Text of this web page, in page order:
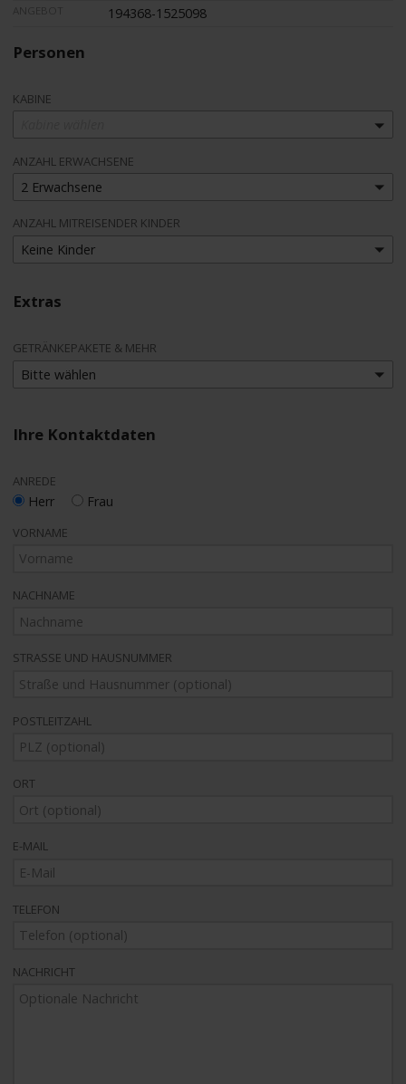
194368-1525098
Personen
KABINE
ANZAHL ERWACHSENE
2 Erwachsene
ANZAHL MITREISENDER KINDER
Keine Kinder
Extras
GETRÄNKEPAKETE & MEHR
Bitte wählen
Ihre Kontaktdaten
ANREDE
Herr Frau
VORNAME
NACHNAME
STRASSE UND HAUSNUMMER
POSTLEITZAHL
ORT
E-MAIL
TELEFON
NACHRICHT